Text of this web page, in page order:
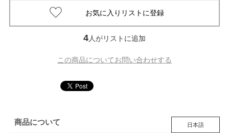
4人がリストに追加
この商品についてお問い合わせする
商品について 日本語